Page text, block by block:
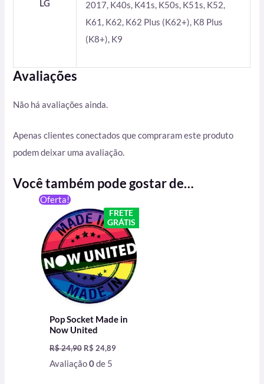
LG
2017, K40s, K41s, K50s, K51s, K52,
K61, K62, K62 Plus (K62+), K8 Plus
(K8+), K9
Avaliações
Não há avaliações ainda.
Apenas clientes conectados que compraram este produto
podem deixar uma avaliação.
Você também pode gostar de…
Oferta!
FRETE
GRÁTIS
Pop Socket Made in
Now United
R$24,90
original
era:
R$ 24,90.
R$ 24,89
preço
atual
é:
R$ 24,89.
Avaliação0de 5